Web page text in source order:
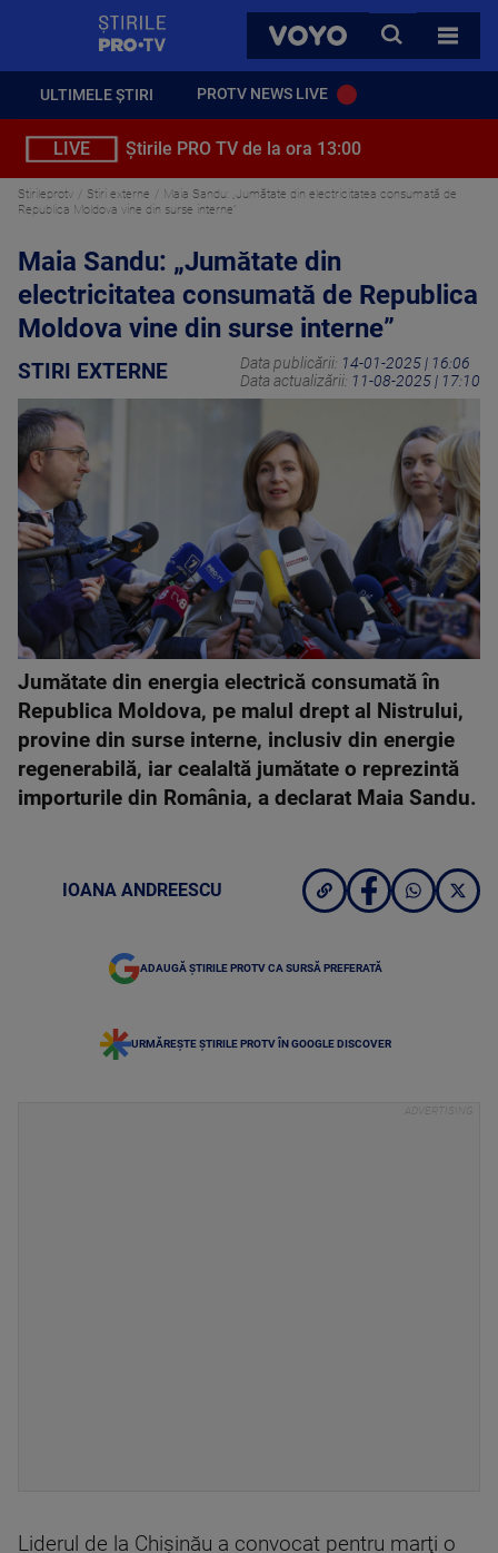
VOYO
CAUTA
TOATE
ULTIMELE ȘTIRI PROTV NEWS LIVE
LIVE Știrile PRO TV de la ora 13:00
Stirileprotv Stiri externe
Maia Sandu: „Jumătate din electricitatea consumată de
Republica Moldova vine din surse interne”
Maia Sandu: „Jumătate din
electricitatea consumată de Republica
Moldova vine din surse interne”
STIRI EXTERNE Data publicării: 14-01-2025 | 16:06
Data actualizării: 11-08-2025 | 17:10
Jumătate din energia electrică consumată în
Republica Moldova, pe malul drept al Nistrului,
provine din surse interne, inclusiv din energie
regenerabilă, iar cealaltă jumătate o reprezintă
importurile din România, a declarat Maia Sandu.
IOANA ANDREESCU
ADAUGĂ ȘTIRILE PROTV CA SURSĂ PREFERATĂ
URMĂREȘTE ȘTIRILE PROTV ÎN GOOGLE DISCOVER
Liderul de la Chişinău a convocat pentru marţi o